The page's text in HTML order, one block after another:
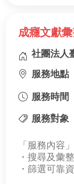
下一趟就醫
著一同前行。
成癮文獻
社團法人
服務地點
服務時間
服務對象
「服務內容
・搜尋及彙
・篩選可靠